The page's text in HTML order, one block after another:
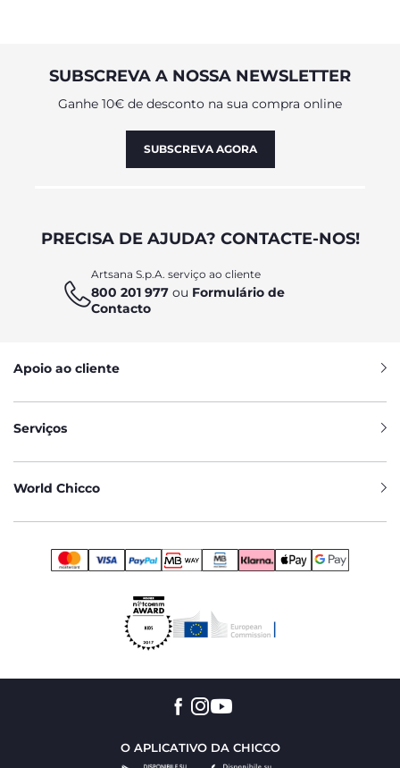
SUBSCREVA A NOSSA NEWSLETTER
Ganhe 10€ de desconto na sua compra online
SUBSCREVA AGORA
PRECISA DE AJUDA? CONTACTE-NOS!
Artsana S.p.A. serviço ao cliente
800 201 977 ou Formulário de
Contacto
Apoio ao cliente
Serviços
World Chicco
O APLICATIVO DA CHICCO